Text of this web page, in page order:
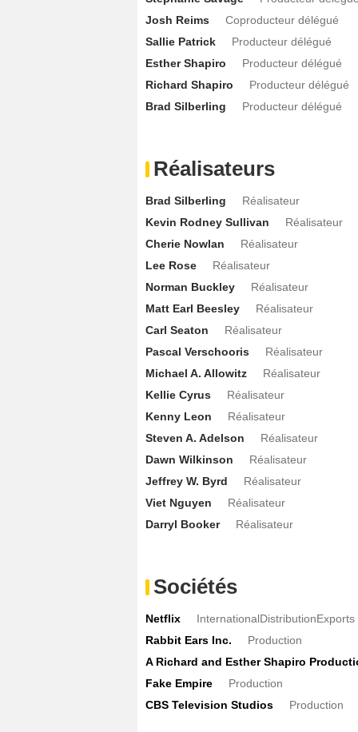
Mustafa Elzein Crockett - 1 Episode :
Ellen Wroe Kylie - 1 Episode :5
Josh Ventura Phil - 1 Episode :6
Erik Bello Randall Oakley - 1 Episode :
Devyn A. Tyler Brianna - 1 Episode :
Hines Ward Hines Ward
Sumalee Montano
Brandon Morris
Shawn Passwaters Don Jr - 1 Episode :
Morgan Roberts Eric - 1 Episode :
Sergio Sánchez Johnny Davis
Fiona Hardingham Alice - 1 Episode :
Walnette Marie Santiago Pepper
Amelia Jeffries Ida - 1 Episode :
John Atwood
Michael Lee Kimel Garrett
Denitra Isler La serveuse
Kennedy Chanel Rudy - 1 Episode :
Suzanne Salhaney
Skylar Morgan Jones Fallon jeune - 1
Paul Luke Bonenfant Steven jeune
Andi Matheny Mme Gunnerson - 1
Josh Reims
Coproducteur délégué
Sallie Patrick
Producteur délégué
Esther Shapiro
Producteur délégué
Richard Shapiro
Producteur délégué
Brad Silberling
Producteur délégué
Réalisateurs
Brad Silberling
Réalisateur
Kevin Rodney Sullivan
Réalisateur
Cherie Nowlan
Réalisateur
Lee Rose
Réalisateur
Norman Buckley
Réalisateur
Matt Earl Beesley
Réalisateur
Carl Seaton
Réalisateur
Pascal Verschooris
Réalisateur
Michael A. Allowitz
Réalisateur
Kellie Cyrus
Réalisateur
Kenny Leon
Réalisateur
Steven A. Adelson
Réalisateur
Dawn Wilkinson
Réalisateur
Jeffrey W. Byrd
Réalisateur
Viet Nguyen
Réalisateur
Darryl Booker
Réalisateur
Sociétés
Netflix
InternationalDistributionExports
Rabbit Ears Inc.
Production
A Richard and Esther Shapiro
Fake Empire
Production
CBS Television Studios
Production